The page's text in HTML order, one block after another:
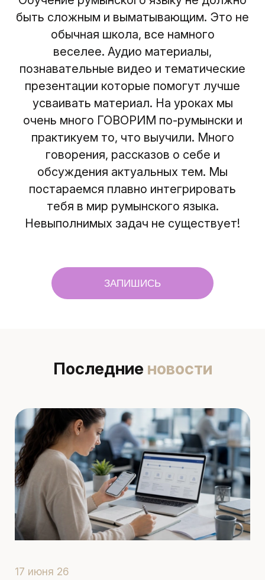
быть сложным и выматывающим. Это не
обычная школа, все намного
веселее. Аудио материалы,
познавательные видео и тематические
презентации которые помогут лучше
усваивать материал. На уроках мы
очень много ГОВОРИМ по-румынски и
практикуем то, что выучили. Много
говорения, рассказов о себе и
обсуждения актуальных тем. Мы
постараемся плавно интегрировать
тебя в мир румынского языка.
Невыполнимых задач не существует!
ЗАПИШИСЬ
Последние новости
17 июня 26